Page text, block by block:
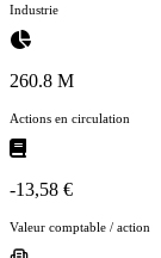
Industrie
260.8 M
Actions en circulation
-13,58 €
Valeur comptable / action